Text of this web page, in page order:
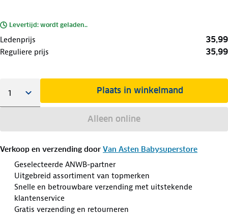
Levertijd: wordt geladen..
Ledenprijs 35,99
Reguliere prijs 35,99
Plaats in winkelmand
Alleen online
Verkoop en verzending door Van Asten Babysuperstore
Geselecteerde ANWB-partner
Uitgebreid assortiment van topmerken
Snelle en betrouwbare verzending met uitstekende
klantenservice
Gratis verzending en retourneren